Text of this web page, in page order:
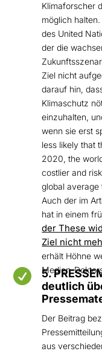
Klimaforscher
möglich
des United
der die
Ziel nicht
darauf hin,
Klimaschutz
einzuhalten,
wenn sie erst
less likely that
2020, the
costlier and
global average
Auch der im
hat in einem
der These
Ziel nicht
erhält Höhne
Medien-

5.
deutlich
Der Beitrag
aus